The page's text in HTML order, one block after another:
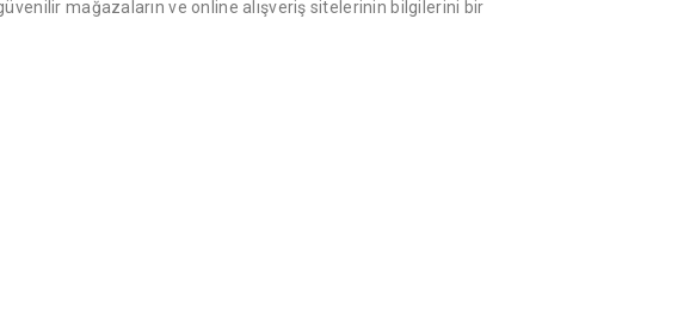
mağazaların ve online alışveriş sitelerinin bilgilerini bir